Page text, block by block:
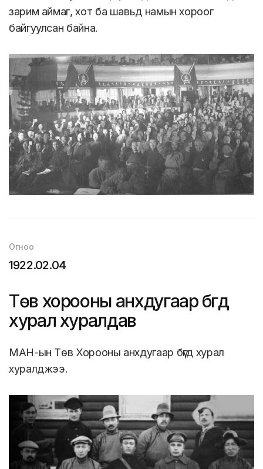
зарим аймаг, хот ба шавьд намын хороог
байгуулсан байна.
Огноо
1922.02.04
Төв хорооны анхдугаар бүгд
хурал хуралдав
МАН-ын Төв Хорооны анхдугаар бүгд хурал
хуралджээ.